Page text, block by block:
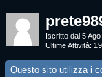
Iscritto dal 5 Ago
Ultime Attività
Questo sito utilizza i